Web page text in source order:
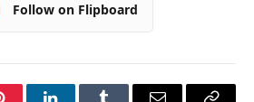
Follow on Flipboard